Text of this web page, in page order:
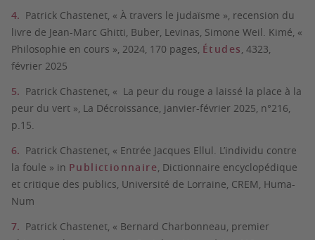
Patrick Chastenet, « À travers le judaïsme », recension du
livre de Jean-Marc Ghitti, Buber, Levinas, Simone Weil. Kimé, «
Philosophie en cours », 2024, 170 pages, Études, 4323,
février 2025
Patrick Chastenet, « La peur du rouge a laissé la place à la
peur du vert », La Décroissance, janvier-février 2025, n°216,
p.15.
Patrick Chastenet, « Entrée Jacques Ellul. L’individu contre
la foule » in Publictionnaire, Dictionnaire encyclopédique
et critique des publics, Université de Lorraine, CREM, Huma-
Num
Patrick Chastenet, « Bernard Charbonneau, premier